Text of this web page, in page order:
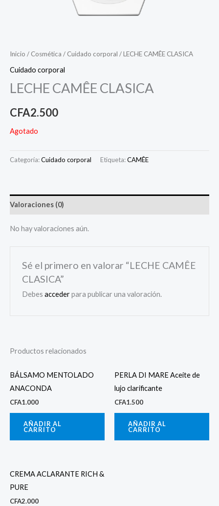
Inicio / Cosmética / Cuidado corporal / LECHE CAMÊE CLASICA
Cuidado corporal
LECHE CAMÊE CLASICA
CFA2.500
Agotado
Categoría:Cuidado corporal Etiqueta:CAMÊE
Valoraciones (0)
No hay valoraciones aún.
Sé el primero en valorar “LECHE CAMÊE
CLASICA”
Debesaccederpara publicar una valoración.
Productos relacionados
BÁLSAMO MENTOLADO
ANACONDA
CFA1.000
AÑADIR AL
CARRITO
PERLA DI MARE Aceite de
lujo clarificante
CFA1.500
AÑADIR AL
CARRITO
CREMA ACLARANTE RICH &
PURE
CFA2.000